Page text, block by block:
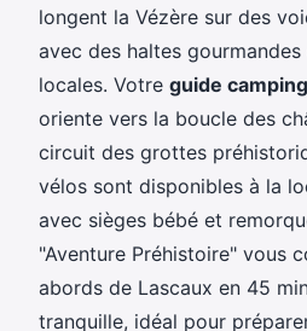
longent la Vézère sur des
avec des haltes
locales. Votre guide
oriente vers la boucle des
circuit des grottes
vélos sont disponibles à la
avec sièges bébé et
"Aventure Préhistoire" vous
abords de Lascaux en 45
tranquille, idéal pour